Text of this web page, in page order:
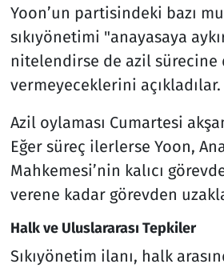
Yoon’un partisindeki bazı
sıkıyönetimi "anayasaya
nitelendirse de azil sürecine
vermeyeceklerini açıkladılar.
Azil oylaması Cumartesi
Eğer süreç ilerlerse Yoon,
Mahkemesi’nin kalıcı
verene kadar görevden
Halk ve Uluslararası Tepkiler
Sıkıyönetim ilanı, halk